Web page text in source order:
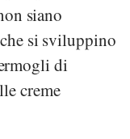
siano
si sviluppino
di
creme